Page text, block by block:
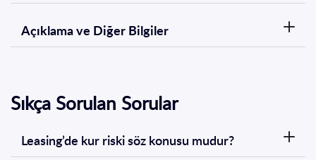
Açıklama ve Diğer Bilgiler
Sıkça Sorulan Sorular
Leasing’de kur riski söz konusu mudur?